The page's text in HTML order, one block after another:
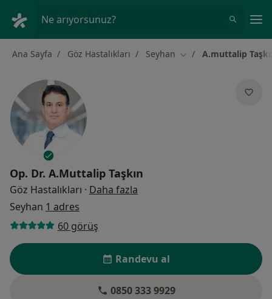
Ne arıyorsunuz?
Ana Sayfa Göz Hastalıkları Seyhan Şehir değiştir
A.muttalip
Op. Dr. A.Muttalip Taşkın
Göz Hastalıkları · Daha fazla
Seyhan 1 adres
60 görüş
Randevu al
0850 333 9929